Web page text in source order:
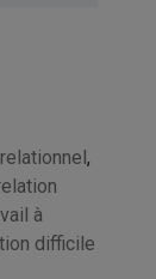
,
à
difficile